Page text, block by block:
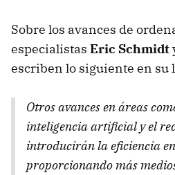
Sobre los avances de
especialistas Eric Schmidt
escriben lo siguiente en su
Otros avances en áreas
inteligencia artificial y el
introducirán la eficiencia
proporcionando más